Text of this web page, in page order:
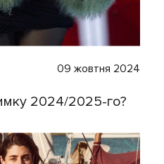
09 жовтня 2024
2024/2025-го?